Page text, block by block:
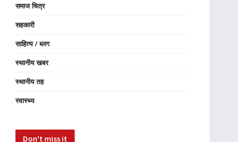
समाज चित्र
सहकारी
साहित्य / ब्लग
स्थानीय खबर
स्थानीय तह
स्वास्थ्य
Don't miss it